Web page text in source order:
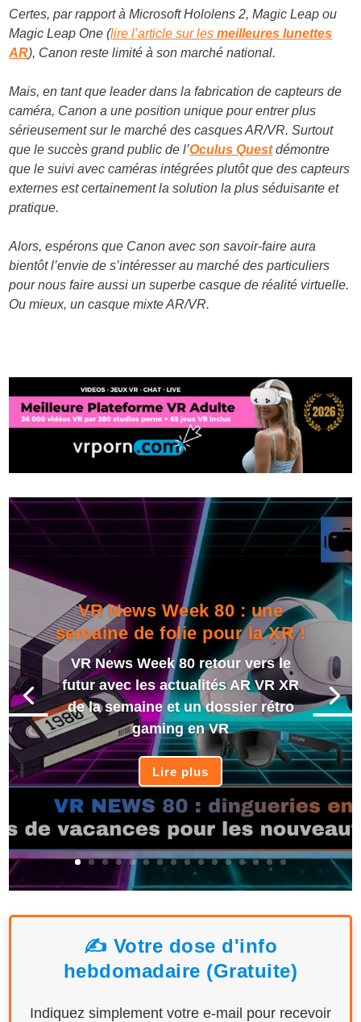
Certes, par rapport à Microsoft Hololens 2, Magic Leap ou
Magic Leap One (lire l’article sur lesmeilleures lunettes
AR), Canon reste limité à son marché national.
Mais, en tant que leader dans la fabrication de capteurs de
caméra, Canon a une position unique pour entrer plus
sérieusement sur le marché des casques AR/VR. Surtout
que le succès grand public de l’Oculus Questdémontre
que le suivi avec caméras intégrées plutôt que des capteurs
externes est certainement la solution la plus séduisante et
pratique.
Alors, espérons que Canon avec son savoir-faire aura
bientôt l’envie de s’intéresser au marché des particuliers
pour nous faire aussi un superbe casque de réalité virtuelle.
Ou mieux, un casque mixte AR/VR.
VR News Week 80 : une
semaine de folie pour la XR !
VR News Week 80 retour vers le
futur avec les actualités AR VR XR
de la semaine et un dossier rétro
gaming en VR
Lire plus
✍️ Votre dose d'info
hebdomadaire (Gratuite)
Indiquez simplement votre e-mail pour recevoir